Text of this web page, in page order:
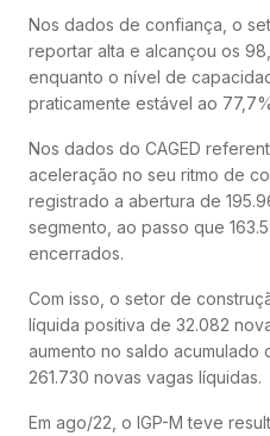
Nos dados de confiança, o
reportar alta e alcançou os
enquanto o nível de
praticamente estável ao
Nos dados do CAGED
aceleração no seu ritmo de
registrado a abertura de
segmento, ao passo que
encerrados.
Com isso, o setor de
líquida positiva de 32.082
aumento no saldo acumulado
261.730 novas vagas líquidas.
Em ago/22, o IGP-M teve